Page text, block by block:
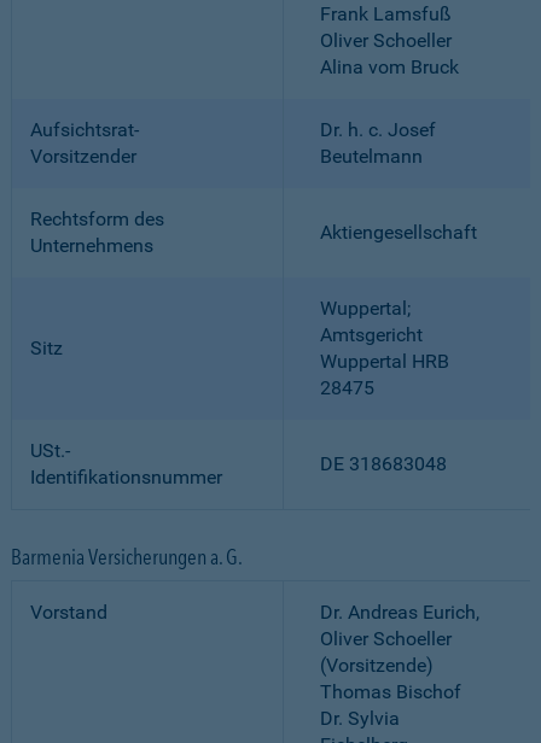
Frank Lamsfuß
Oliver Schoeller
Alina vom Bruck
Aufsichtsrat-
Vorsitzender
Dr. h. c. Josef
Beutelmann
Rechtsform des
Unternehmens
Aktiengesellschaft
Sitz
Wuppertal;
Amtsgericht
Wuppertal HRB
28475
USt.-
Identifikationsnummer
DE 318683048
Barmenia Versicherungen a. G.
Vorstand
Dr. Andreas Eurich,
Oliver Schoeller
(Vorsitzende)
Thomas Bischof
Dr. Sylvia